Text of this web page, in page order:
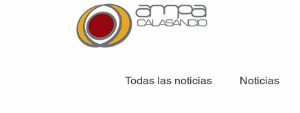
Todas las noticias Noticias